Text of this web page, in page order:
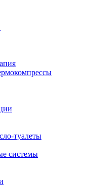
туалеты
системы